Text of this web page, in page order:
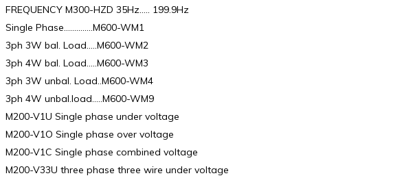
FREQUENCY M300-HZD 35Hz….. 199.9Hz
Single Phase…………..M600-WM1
3ph 3W bal. Load…..M600-WM2
3ph 4W bal. Load…..M600-WM3
3ph 3W unbal. Load..M600-WM4
3ph 4W unbal.load…..M600-WM9
M200-V1U Single phase under voltage
M200-V1O Single phase over voltage
M200-V1C Single phase combined voltage
M200-V33U three phase three wire under voltage